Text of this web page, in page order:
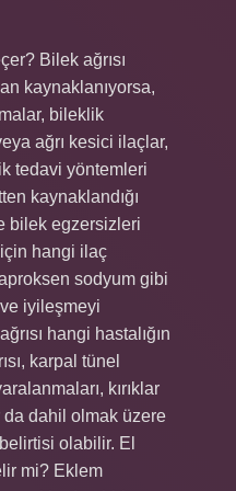
Bilek ağrısı
kaynaklanıyorsa,
bileklik
ağrı kesici ilaçlar,
tedavi yöntemleri
kaynaklandığı
bilek egzersizleri
için hangi ilaç
sodyum gibi
iyileşmeyi
hangi hastalığın
karpal tünel
kırıklar
da dahil olmak üzere
belirtisi olabilir. El
mi? Eklem